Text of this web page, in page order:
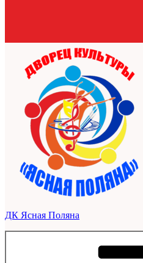
ДК Ясная Поляна